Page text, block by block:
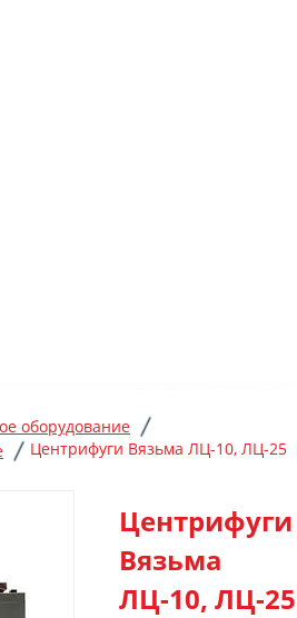
оборудование
Центрифуги Вязьма ЛЦ-10, ЛЦ-25
Центрифуги
Вязьма
ЛЦ-10, ЛЦ-25